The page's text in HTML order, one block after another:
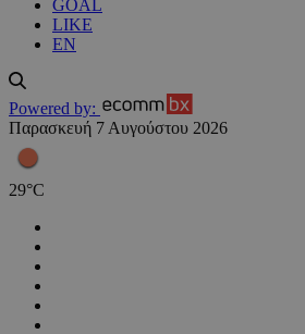
GOAL
LIKE
EN
Powered by:
Παρασκευή 7 Αυγούστου 2026
29°C